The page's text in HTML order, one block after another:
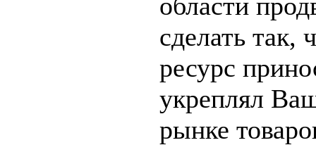
сделать так,
ресурс
укреплял
рынке